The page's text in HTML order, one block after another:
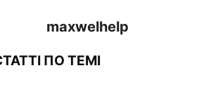
maxwelhelp
ПО ТЕМІ